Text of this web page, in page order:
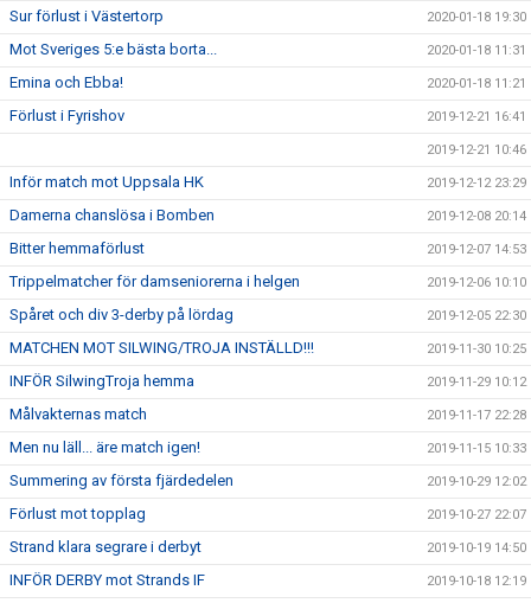
Sur förlust i Västertorp 2020-01-18 19:30
Mot Sveriges 5:e bästa borta... 2020-01-18 11:31
Emina och Ebba! 2020-01-18 11:21
Förlust i Fyrishov 2019-12-21 16:41
2019-12-21 10:46
Inför match mot Uppsala HK 2019-12-12 23:29
Damerna chanslösa i Bomben 2019-12-08 20:14
Bitter hemmaförlust 2019-12-07 14:53
Trippelmatcher för damseniorerna i helgen 2019-12-06 10:10
Spåret och div 3-derby på lördag 2019-12-05 22:30
MATCHEN MOT SILWING/TROJA INSTÄLLD!!! 2019-11-30 10:25
INFÖR SilwingTroja hemma 2019-11-29 10:12
Målvakternas match 2019-11-17 22:28
Men nu läll... äre match igen! 2019-11-15 10:33
Summering av första fjärdedelen 2019-10-29 12:02
Förlust mot topplag 2019-10-27 22:07
Strand klara segrare i derbyt 2019-10-19 14:50
INFÖR DERBY mot Strands IF 2019-10-18 12:19